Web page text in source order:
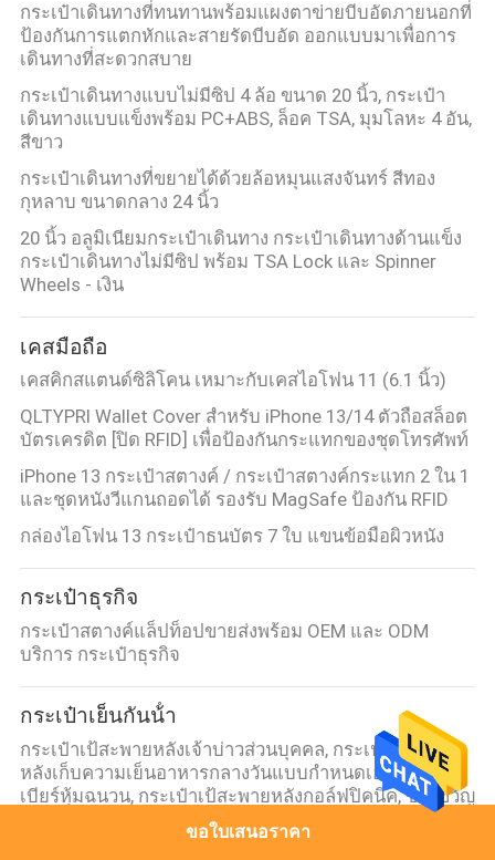
กระเป๋าเดินทางที่ทนทานพร้อมแผงตาข่ายบีบอัดภายนอกที่
ป้องกันการแตกหักและสายรัดบีบอัด ออกแบบมาเพื่อการ
เดินทางที่สะดวกสบาย
กระเป๋าเดินทางแบบไม่มีซิป 4 ล้อ ขนาด 20 นิ้ว, กระเป๋า
เดินทางแบบแข็งพร้อม PC+ABS, ล็อค TSA, มุมโลหะ 4 อัน,
สีขาว
กระเป๋าเดินทางที่ขยายได้ด้วยล้อหมุนแสงจันทร์ สีทอง
กุหลาบ ขนาดกลาง 24 นิ้ว
20 นิ้ว อลูมิเนียมกระเป๋าเดินทาง กระเป๋าเดินทางด้านแข็ง
กระเป๋าเดินทางไม่มีซิป พร้อม TSA Lock และ Spinner
Wheels - เงิน
เคสมือถือ
เคสคิกสแตนด์ซิลิโคน เหมาะกับเคสไอโฟน 11 (6.1 นิ้ว)
QLTYPRI Wallet Cover สําหรับ iPhone 13/14 ตัวถือสล็อต
บัตรเครดิต [ปิด RFID] เพื่อป้องกันกระแทกของชุดโทรศัพท์
iPhone 13 กระเป๋าสตางค์ / กระเป๋าสตางค์กระแทก 2 ใน 1
และชุดหนังวีแกนถอดได้ รองรับ MagSafe ป้องกัน RFID
กล่องไอโฟน 13 กระเป๋าธนบัตร 7 ใบ แขนข้อมือผิวหนัง
กระเป๋าธุรกิจ
กระเป๋าสตางค์แล็ปท็อปขายส่งพร้อม OEM และ ODM
บริการ กระเป๋าธุรกิจ
กระเป๋าเย็นกันน้ํา
กระเป๋าเป้สะพายหลังเจ้าบ่าวส่วนบุคคล, กระเป๋าเป้สะพาย
หลังเก็บความเย็นอาหารกลางวันแบบกำหนดเอง, กระเป๋า
เบียร์หุ้มฉนวน, กระเป๋าเป้สะพายหลังกอล์ฟปิคนิค, ของขวัญ
ขอใบเสนอราคา